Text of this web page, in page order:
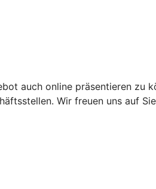
auch online präsentieren zu
Wir freuen uns auf